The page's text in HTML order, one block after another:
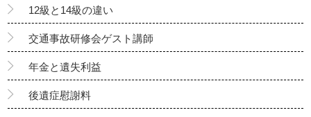
12級と14級の違い
交通事故研修会ゲスト講師
年金と遺失利益
後遺症慰謝料